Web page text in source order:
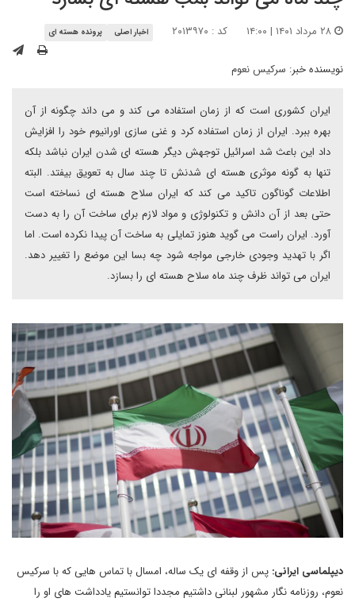
کد : ۲۰۱۳۹۷۰ اخبار اصلی پرونده هسته ای
نویسنده خبر: سرکیس نعوم
ایران کشوری است که از زمان استفاده می کند و می داند چگونه از آن
بهره ببرد. ایران از زمان استفاده کرد و غنی سازی اورانیوم خود را افزایش
داد این باعث شد اسرائیل توجهش دیگر هسته ای شدن ایران نباشد بلکه
تنها به گونه موثری هسته ای شدنش تا چند سال به تعویق بیفتد. البته
اطلاعات گوناگون تاکید می کند که ایران سلاح هسته ای نساخته است
حتی بعد از آن دانش و تکنولوژی و مواد لازم برای ساخت آن را به دست
آورد. ایران راست می گوید هنوز تمایلی به ساخت آن پیدا نکرده است. اما
اگر با تهدید وجودی خارجی مواجه شود چه بسا این موضع را تغییر دهد.
ایران می تواند ظرف چند ماه سلاح هسته ای را بسازد.
دیپلماسی ایرانی: پس از وقفه ای یک ساله، امسال با تماس هایی که با سرکیس
نعوم، روزنامه نگار مشهور لبنانی داشتیم مجددا توانستیم یادداشت های او را